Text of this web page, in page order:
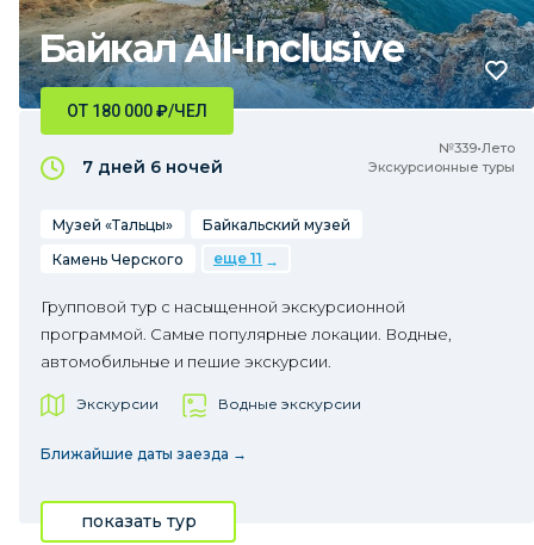
Байкал All-Inclusive
№339•Лето
Экскурсионные туры
ОТ 180 000₽/ЧЕЛ
7 дней 6 ночей
Музей «Тальцы»
Байкальский музей
Камень Черского
еще 11
Групповой тур с насыщенной экскурсионной
программой. Самые популярные локации. Водные,
автомобильные и пешие экскурсии.
Экскурсии Водные экскурсии
Ближайшие даты заезда →
показать тур